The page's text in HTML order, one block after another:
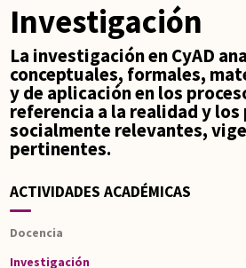
Investigación
La investigación en CyAD
conceptuales, formales,
y de aplicación en los
referencia a la realidad y los
socialmente relevantes,
pertinentes.
ACTIVIDADES ACADÉMICAS
Docencia
Investigación